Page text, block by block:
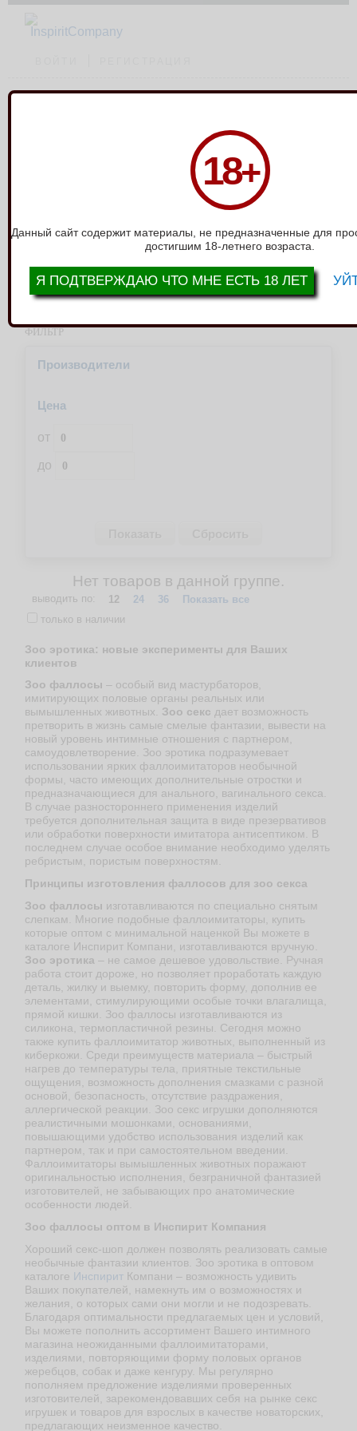
18+
Данный сайт содержит материалы, не предназначенные для
достигшим 18-летнего возраста.
Я ПОДТВЕРЖДАЮ ЧТО МНЕ ЕСТЬ 18 ЛЕТ
Показать все
только в наличии
Артикул группы из выгрузки: 00-00010591
ФИЛЬТР
Производители
Цена
от
до
Нет товаров в данной группе.
выводить по: 12 24 36
Показать все
только в наличии
Зоо эротика: новые эксперименты для Ваших
клиентов
Зоо фаллосы – особый вид мастурбаторов,
имитирующих половые органы реальных или
вымышленных животных. Зоо секс дает возможность
претворить в жизнь самые смелые фантазии, вывести на
новый уровень интимные отношения с партнером,
самоудовлетворение. Зоо эротика подразумевает
использовании ярких фаллоимитаторов необычной
формы, часто имеющих дополнительные отростки и
предназначающиеся для анального, вагинального секса.
В случае разностороннего применения изделий
требуется дополнительная защита в виде презервативов
или обработки поверхности имитатора антисептиком. В
последнем случае особое внимание необходимо уделять
ребристым, пористым поверхностям.
Принципы изготовления фаллосов для зоо секса
Зоо фаллосы изготавливаются по специально снятым
слепкам. Многие подобные фаллоимитаторы, купить
которые оптом с минимальной наценкой Вы можете в
каталоге Инспирит Компани, изготавливаются вручную.
Зоо эротика – не самое дешевое удовольствие. Ручная
работа стоит дороже, но позволяет проработать каждую
деталь, жилку и выемку, повторить форму, дополнив ее
элементами, стимулирующими особые точки влагалища,
прямой кишки. Зоо фаллосы изготавливаются из
силикона, термопластичной резины. Сегодня можно
также купить фаллоимитатор животных, выполненный из
киберкожи. Среди преимуществ материала – быстрый
нагрев до температуры тела, приятные текстильные
ощущения, возможность дополнения смазками с разной
основой, безопасность, отсутствие раздражения,
аллергической реакции. Зоо секс игрушки дополняются
реалистичными мошонками, основаниями,
повышающими удобство использования изделий как
партнером, так и при самостоятельном введении.
Фаллоимитаторы вымышленных животных поражают
оригинальностью исполнения, безграничной фантазией
изготовителей, не забывающих про анатомические
особенности людей.
Зоо фаллосы оптом в Инспирит Компания
Хороший секс-шоп должен позволять реализовать самые
необычные фантазии клиентов. Зоо эротика в оптовом
каталоге Инспирит Компани – возможность удивить
Ваших покупателей, намекнуть им о возможностях и
желания, о которых сами они могли и не подозревать.
Благодаря оптимальности предлагаемых цен и условий,
Вы можете пополнить ассортимент Вашего интимного
магазина неожиданными фаллоимитаторами,
изделиями, повторяющими форму половых органов
жеребцов, собак и даже кенгуру. Мы регулярно
пополняем предложение изделиями проверенных
изготовителей, зарекомендовавших себя на рынке секс
игрушек и товаров для взрослых в качестве новаторских,
предлагающих неизменное качество.